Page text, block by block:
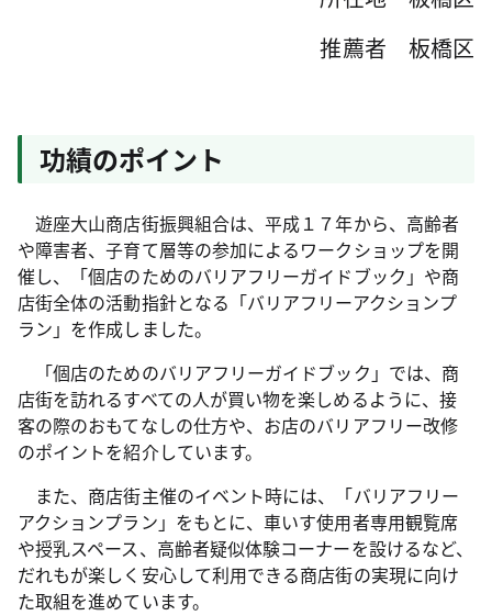
推薦者 板橋区
功績のポイント
遊座大山商店街振興組合は、平成１７年から、高齢者
や障害者、子育て層等の参加によるワークショップを開
催し、「個店のためのバリアフリーガイドブック」や商
店街全体の活動指針となる「バリアフリーアクションプ
ラン」を作成しました。
「個店のためのバリアフリーガイドブック」では、商
店街を訪れるすべての人が買い物を楽しめるように、接
客の際のおもてなしの仕方や、お店のバリアフリー改修
のポイントを紹介しています。
また、商店街主催のイベント時には、「バリアフリー
アクションプラン」をもとに、車いす使用者専用観覧席
や授乳スペース、高齢者疑似体験コーナーを設けるなど、
だれもが楽しく安心して利用できる商店街の実現に向け
た取組を進めています。